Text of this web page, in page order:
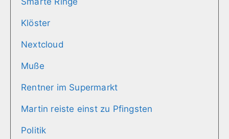
Klöster
Nextcloud
Muße
Rentner im Supermarkt
Martin reiste einst zu Pfingsten
Politik